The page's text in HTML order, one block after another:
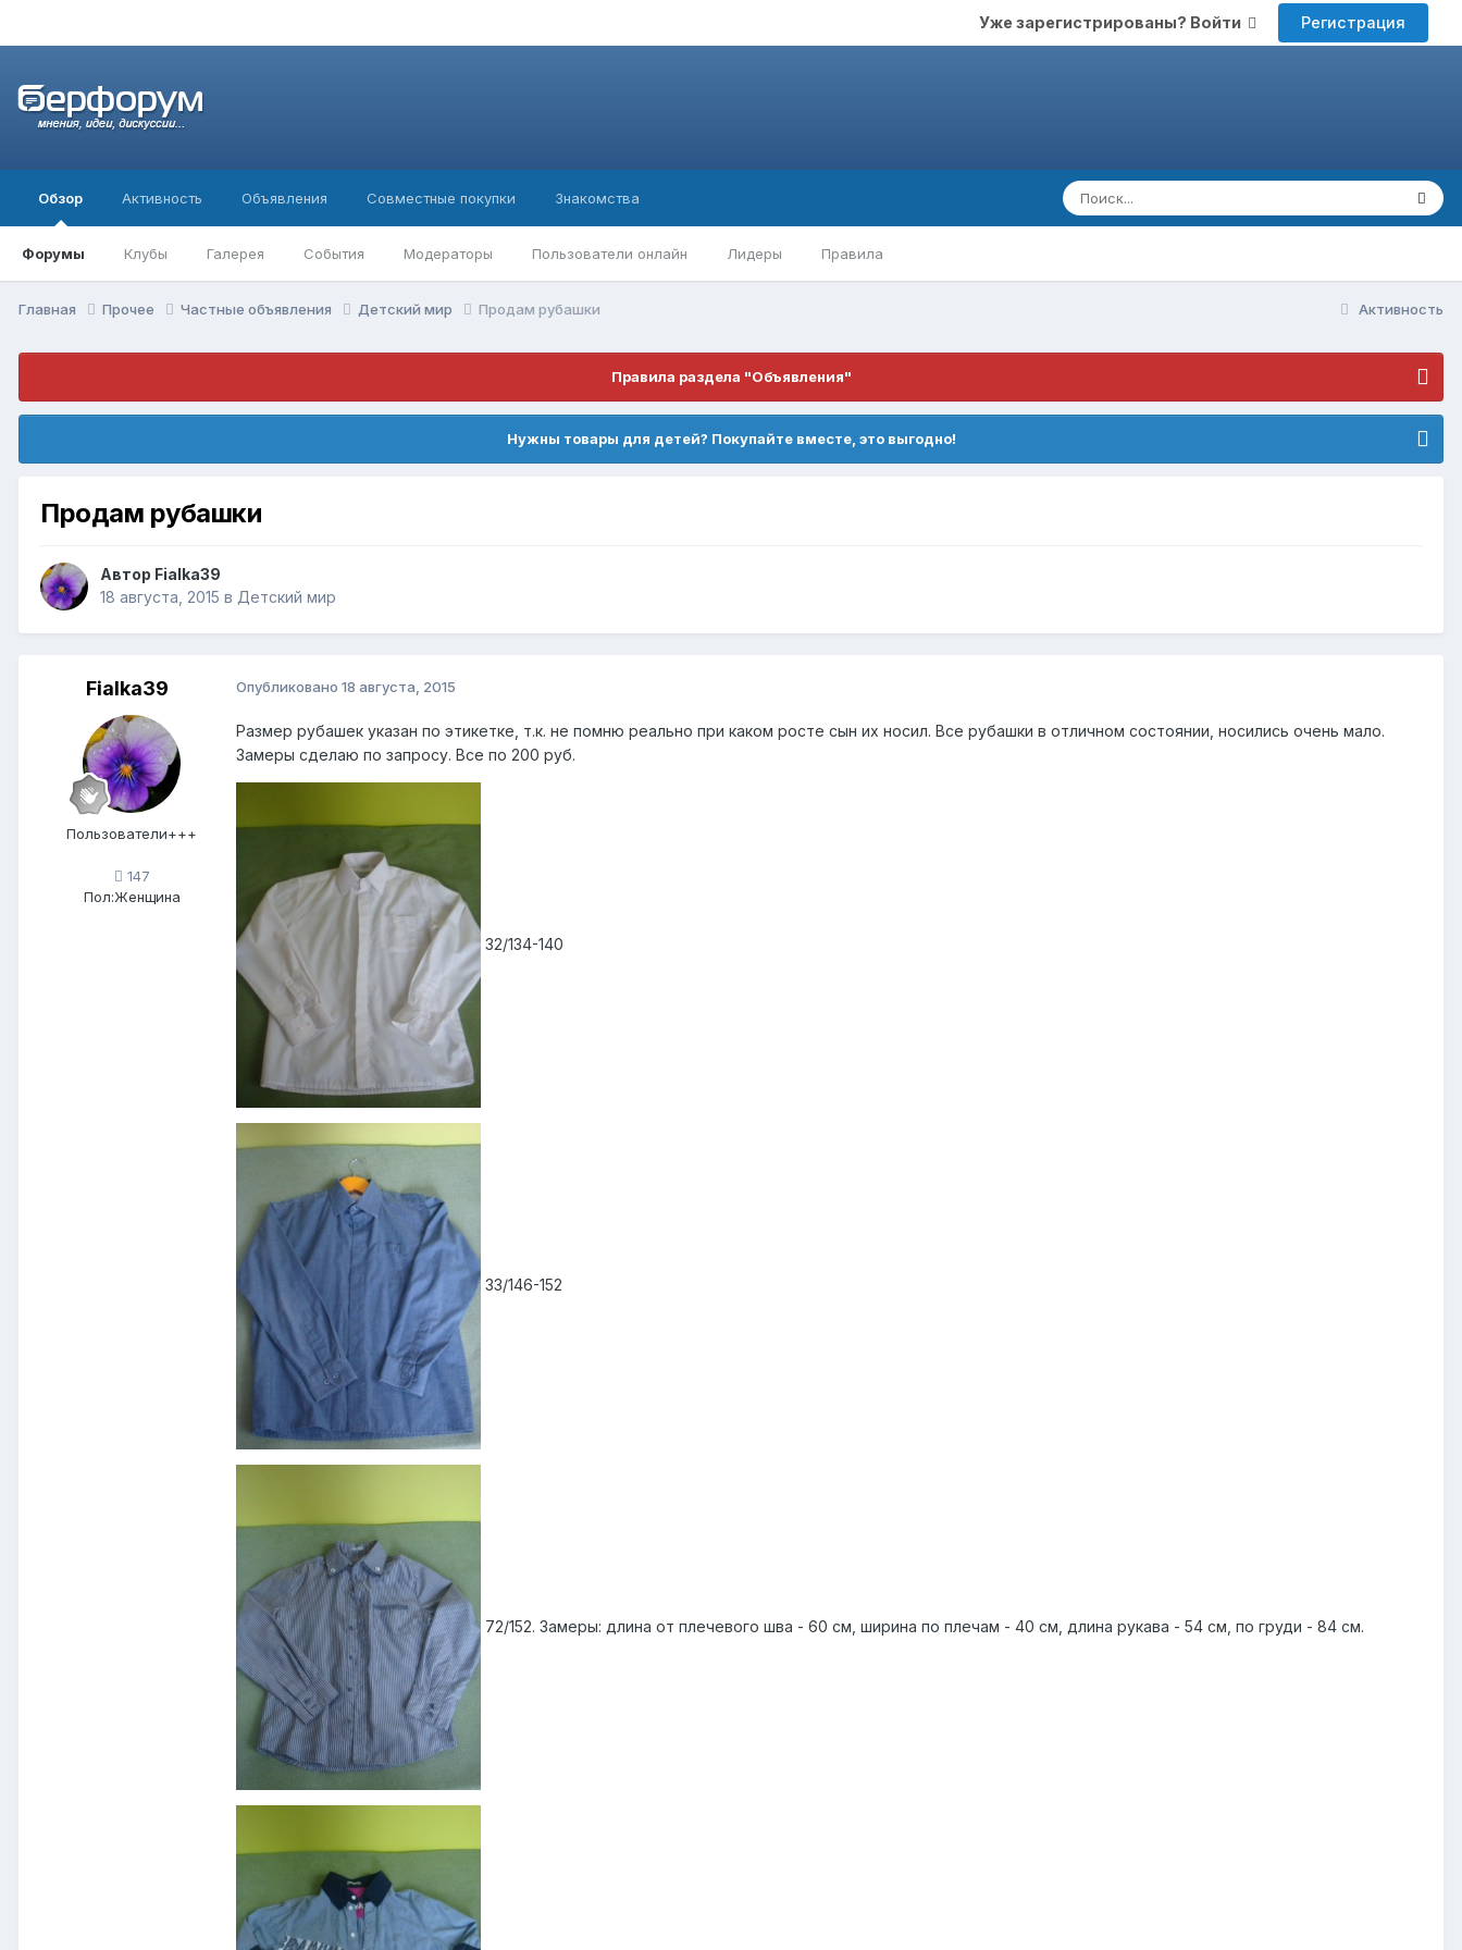
Уже зарегистрированы? Войти Регистрация
Обзор
Форумы Клубы Галерея События Модераторы Пользователи онлайн Лидеры Правила
Активность Объявления Совместные покупки Знакомства
Активность
Главная Прочее Частные объявления Детский мир Продам рубашки
Правила раздела "Объявления"
Нужны товары для детей? Покупайте вместе, это выгодно!
Продам рубашки
Автор Fialka39
18 августа, 2015 в Детский мир
Fialka39
Пользователи+++
147
Пол:Женщина
Опубликовано 18 августа, 2015
Размер рубашек указан по этикетке, т.к. не помню реально при каком росте сын их носил. Все рубашки в отличном состоянии, носились очень мало.
Замеры сделаю по запросу. Все по 200 руб.
32/134-140
33/146-152
72/152. Замеры: длина от плечевого шва - 60 см, ширина по плечам - 40 см, длина рукава - 54 см, по груди - 84 см.